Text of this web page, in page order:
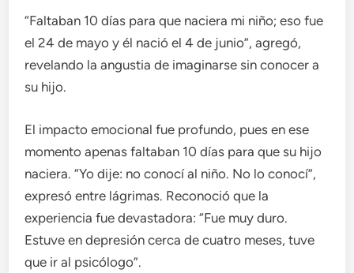
“Faltaban 10 días para que naciera mi niño; eso fue
el 24 de mayo y él nació el 4 de junio”, agregó,
revelando la angustia de imaginarse sin conocer a
su hijo.
El impacto emocional fue profundo, pues en ese
momento apenas faltaban 10 días para que su hijo
naciera. “Yo dije: no conocí al niño. No lo conocí”,
expresó entre lágrimas. Reconoció que la
experiencia fue devastadora: “Fue muy duro.
Estuve en depresión cerca de cuatro meses, tuve
que ir al psicólogo”.